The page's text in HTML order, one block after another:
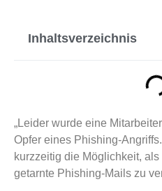
Inhaltsverzeichnis
„Leider wurde eine
Opfer eines Phishing-
kurzzeitig die Möglichkeit,
getarnte Phishing-Mails zu